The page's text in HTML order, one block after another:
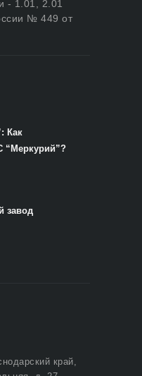
- 1.01, 2.01
№ 449 от
Как
“Меркурий”?
завод
край,